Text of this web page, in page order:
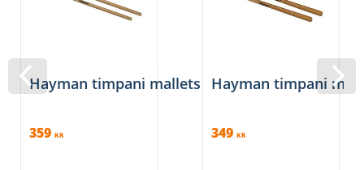
Hayman timpani mallets
359 KR
Hayman timpani
349 KR